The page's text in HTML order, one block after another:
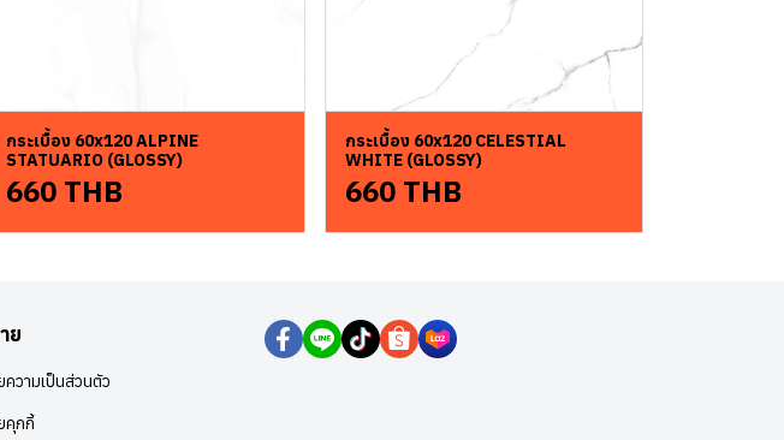
กระเบื้อง 60x120 ALPINE
STATUARIO (GLOSSY)
660 THB
กระเบื้อง 60x120 CELESTIAL
WHITE (GLOSSY)
660 THB
ย
ความเป็นส่วนตัว
คุกกี้